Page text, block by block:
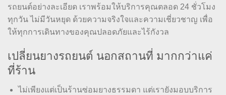
รถยนต์อย่างละเอียด เราพร้อมให้บริการคุณตลอด 24 ชั่วโมง
ทุกวัน ไม่มีวันหยุด ด้วยความจริงใจและความเชี่ยวชาญ เพื่อ
ให้ทุกการเดินทางของคุณปลอดภัยและไร้กังวล
เปลี่ยนยางรถยนต์ นอกสถานที่ มากกว่าแค่
ที่ร้าน
ไม่เพียงแต่เป็นร้านซ่อมยางธรรมดา แต่เรายังมอบบริการ